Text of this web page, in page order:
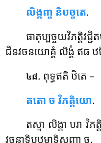
លិង្គញ្ច និបច្ចតេ.
ធាតុប្បច្ចយវិភត្តិវ
ជិនវចនយោគ្គំ លិង្គំ ឥធ
៤៨. ពុទ្ធឥតិឋិតេ –
តតោ ច វិភត្តិយោ.
តស្មា លិង្គា បរា
វចនាទិបឋមាទិសញ្ញា ច.